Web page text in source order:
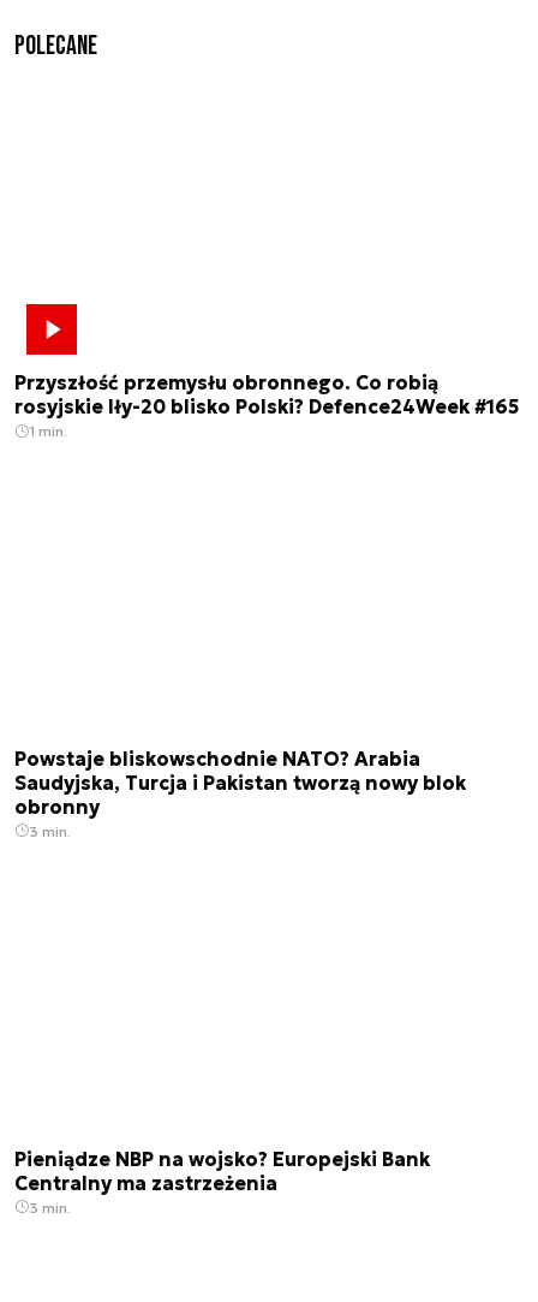
Polecane
Przyszłość przemysłu obronnego. Co robią
rosyjskie Iły-20 blisko Polski? Defence24Week #165
1 min.
Powstaje bliskowschodnie NATO? Arabia
Saudyjska, Turcja i Pakistan tworzą nowy blok
obronny
3 min.
Pieniądze NBP na wojsko? Europejski Bank
Centralny ma zastrzeżenia
3 min.